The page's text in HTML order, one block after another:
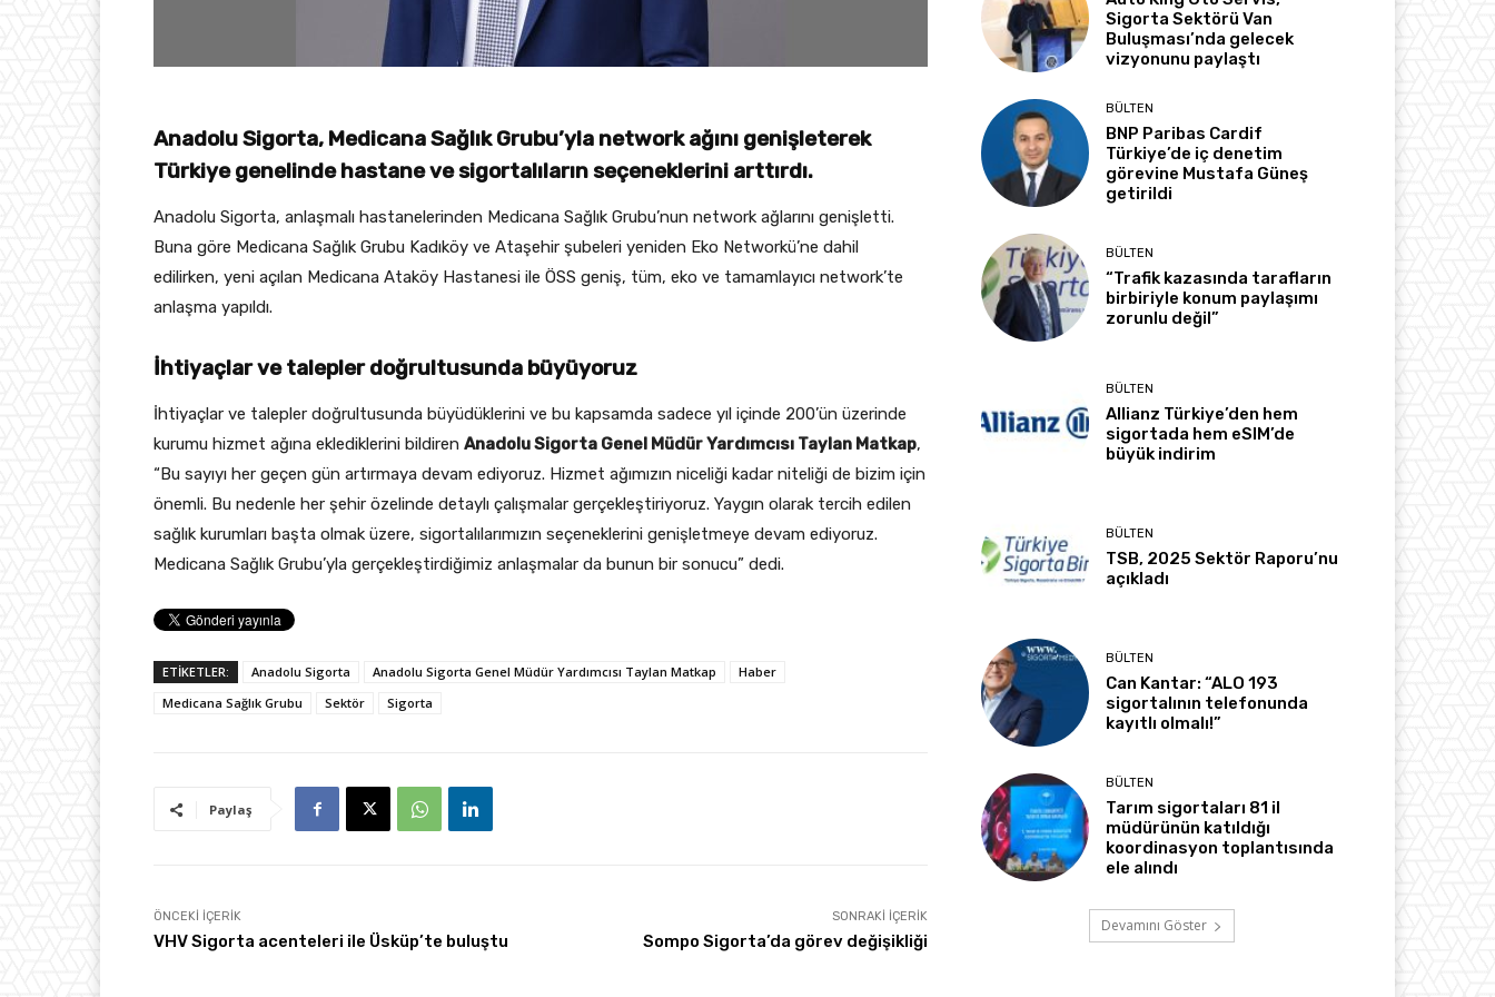
Anadolu Sigorta, Medicana Sağlık Grubu’yla network ağını genişleterek
Türkiye genelinde hastane ve sigortalıların seçeneklerini arttırdı.
Anadolu Sigorta, anlaşmalı hastanelerinden Medicana Sağlık Grubu’nun network ağlarını genişletti.
Buna göre Medicana Sağlık Grubu Kadıköy ve Ataşehir şubeleri yeniden Eko Networkü’ne dahil
edilirken, yeni açılan Medicana Ataköy Hastanesi ile ÖSS geniş, tüm, eko ve tamamlayıcı network’te
anlaşma yapıldı.
İhtiyaçlar ve talepler doğrultusunda büyüyoruz
İhtiyaçlar ve talepler doğrultusunda büyüdüklerini ve bu kapsamda sadece yıl içinde 200’ün üzerinde
kurumu hizmet ağına eklediklerini bildiren Anadolu Sigorta Genel Müdür Yardımcısı Taylan Matkap,
“Bu sayıyı her geçen gün artırmaya devam ediyoruz. Hizmet ağımızın niceliği kadar niteliği de bizim için
önemli. Bu nedenle her şehir özelinde detaylı çalışmalar gerçekleştiriyoruz. Yaygın olarak tercih edilen
sağlık kurumları başta olmak üzere, sigortalılarımızın seçeneklerini genişletmeye devam ediyoruz.
Medicana Sağlık Grubu’yla gerçekleştirdiğimiz anlaşmalar da bunun bir sonucu” dedi.
ETİKETLER: Anadolu Sigorta Anadolu Sigorta Genel Müdür Yardımcısı Taylan Matkap
Haber
Medicana Sağlık Grubu
Sektör Sigorta
Paylaş
ÖNCEKI İÇERIK
VHV Sigorta acenteleri ile Üsküp’te buluştu
SONRAKI İÇERIK
Sompo Sigorta’da görev değişikliği
Sigorta Sektörü Van
Buluşması’nda gelecek
vizyonunu paylaştı
BÜLTEN
BNP Paribas Cardif
Türkiye’de iç denetim
görevine Mustafa Güneş
getirildi
BÜLTEN
“Trafik kazasında tarafların
birbiriyle konum paylaşımı
zorunlu değil”
BÜLTEN
Allianz Türkiye’den hem
sigortada hem eSIM’de
büyük indirim
BÜLTEN
TSB, 2025 Sektör Raporu’nu
açıkladı
BÜLTEN
Can Kantar: “ALO 193
sigortalının telefonunda
kayıtlı olmalı!”
BÜLTEN
Tarım sigortaları 81 il
müdürünün katıldığı
koordinasyon toplantısında
ele alındı
Devamını Göster